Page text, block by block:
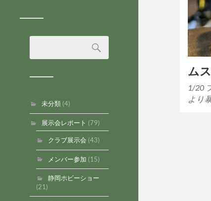
未分類 (4)
展示会レポート (79)
クラブ展示会 (43)
メンバー参加 (15)
静岡ホビーショー
(21)
ム
1/20
より